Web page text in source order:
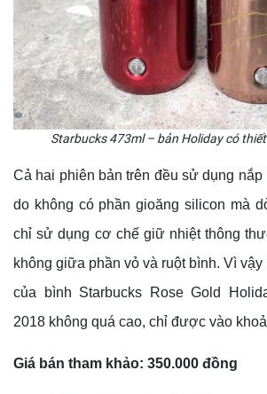
Starbucks 473ml – bản Holiday có
Cả hai phiên bản trên đều sử dụng nắp
do không có phần gioăng silicon mà
chỉ sử dụng cơ chế giữ nhiệt thông
không giữa phần vỏ và ruột bình. Vì
của bình Starbucks Rose Gold
2018 không quá cao, chỉ được vào
Giá bán tham khảo: 350.000 đồng